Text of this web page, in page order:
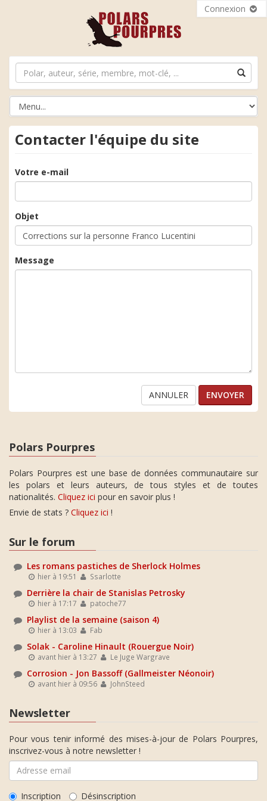
Connexion
Contacter l'équipe du site
Votre e-mail
Objet
Message
ANNULER
Polars Pourpres
Polars Pourpres est une base de données communautaire sur
les polars et leurs auteurs, de tous styles et de toutes
nationalités. Cliquez ici pour en savoir plus !
Envie de stats ? Cliquez ici !
Sur le forum
Les romans pastiches de Sherlock Holmes
hier à 19:51 Ssarlotte
Derrière la chair de Stanislas Petrosky
hier à 17:17 patoche77
Playlist de la semaine (saison 4)
hier à 13:03 Fab
Solak - Caroline Hinault (Rouergue Noir)
avant hier à 13:27 Le Juge Wargrave
Corrosion - Jon Bassoff (Gallmeister Néonoir)
avant hier à 09:56 JohnSteed
Newsletter
Pour vous tenir informé des mises-à-jour de Polars Pourpres,
inscrivez-vous à notre newsletter !
Inscription Désinscription